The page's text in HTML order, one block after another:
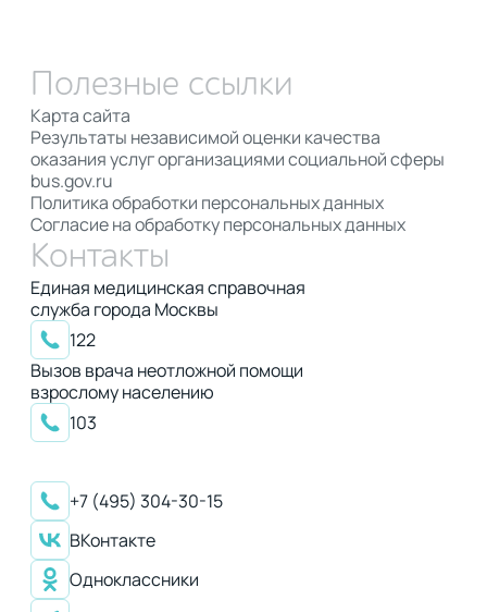
Полезные ссылки
Карта сайта
Результаты независимой оценки качества
оказания услуг организациями социальной сферы
bus.gov.ru
Политика обработки персональных данных
Согласие на обработку персональных данных
Контакты
Единая медицинская справочная
служба города Москвы
122
Вызов врача неотложной помощи
взрослому населению
103
+7 (495) 304-30-15
ВКонтакте
Одноклассники